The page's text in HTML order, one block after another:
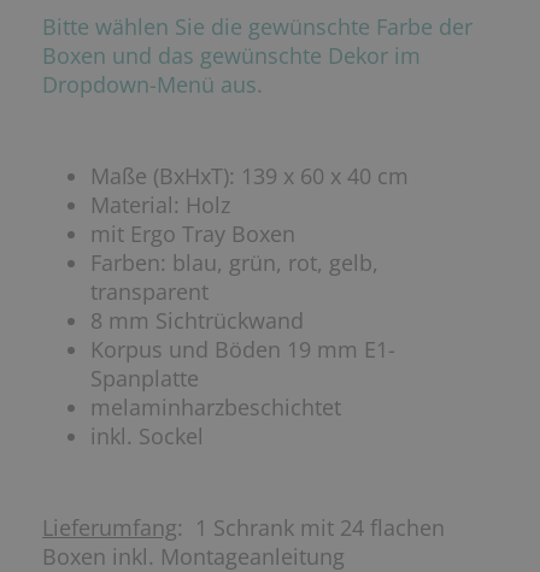
Bitte wählen Sie die gewünschte Farbe der
Boxen und das gewünschte Dekor im
Dropdown-Menü aus.
Maße (BxHxT): 139 x 60 x 40 cm
Material: Holz
mit Ergo Tray Boxen
Farben: blau, grün, rot, gelb,
transparent
8 mm Sichtrückwand
Korpus und Böden 19 mm E1-
Spanplatte
melaminharzbeschichtet
inkl. Sockel
Lieferumfang: 1 Schrank mit 24 flachen
Boxen inkl. Montageanleitung